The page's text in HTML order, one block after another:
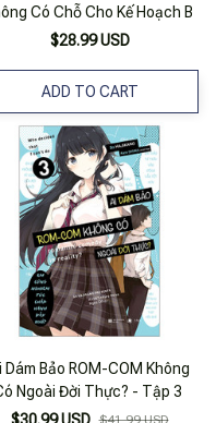
Có Chỗ Cho Kế Hoạch B
$28.99 USD
ADD TO CART
Dám Bảo ROM-COM Không
Ngoài Đời Thực? - Tập 3